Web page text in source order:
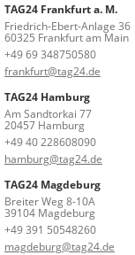
TAG24 Frankfurt a. M.
Friedrich-Ebert-Anlage 36
60325 Frankfurt am Main
+49 69 348750580
frankfurt@tag24.de
TAG24 Hamburg
Am Sandtorkai 77
20457 Hamburg
+49 40 228608090
hamburg@tag24.de
TAG24 Magdeburg
Breiter Weg 8-10A
39104 Magdeburg
+49 391 50548260
magdeburg@tag24.de